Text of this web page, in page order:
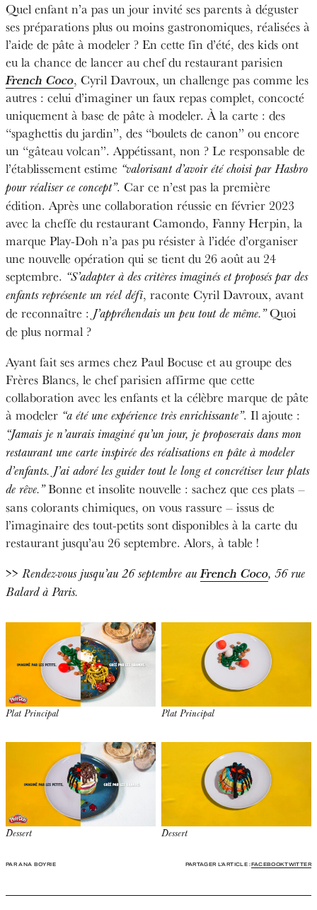
Quel enfant n’a pas un jour invité ses parents à déguster
ses préparations plus ou moins gastronomiques, réalisées à
l’aide de pâte à modeler ? En cette fin d’été, des kids ont
eu la chance de lancer au chef du restaurant parisien
French Coco, Cyril Davroux, un challenge pas comme les
autres : celui d’imaginer un faux repas complet, concocté
uniquement à base de pâte à modeler. À la carte : des
“spaghettis du jardin”, des “boulets de canon” ou encore
un “gâteau volcan”. Appétissant, non ? Le responsable de
l’établissement estime “valorisant d’avoir été choisi par Hasbro
pour réaliser ce concept”. Car ce n’est pas la première
édition. Après une collaboration réussie en février 2023
avec la cheffe du restaurant Camondo, Fanny Herpin, la
marque Play-Doh n’a pas pu résister à l’idée d’organiser
une nouvelle opération qui se tient du 26 août au 24
septembre. “S’adapter à des critères imaginés et proposés par des
enfants représente un réel défi, raconte Cyril Davroux, avant
de reconnaître : J’appréhendais un peu tout de même.”Quoi
de plus normal ?
Ayant fait ses armes chez Paul Bocuse et au groupe des
Frères Blancs, le chef parisien affirme que cette
collaboration avec les enfants et la célèbre marque de pâte
à modeler “a été une expérience très enrichissante”. Il ajoute :
“Jamais je n’aurais imaginé qu’un jour, je proposerais dans mon
restaurant une carte inspirée des réalisations en pâte à modeler
d’enfants. J’ai adoré les guider tout le long et concrétiser leur plats
de rêve.”Bonne et insolite nouvelle : sachez que ces plats –
sans colorants chimiques, on vous rassure – issus de
l’imaginaire des tout-petits sont disponibles à la carte du
restaurant jusqu’au 26 septembre. Alors, à table !
>> Rendez-vous jusqu’au 26 septembre auFrench Coco, 56 rue
Balard à Paris.
Plat Principal Plat Principal
Dessert Dessert
PAR ANA BOYRIE PARTAGER L'ARTICLE :FACEBOOKTWITTER